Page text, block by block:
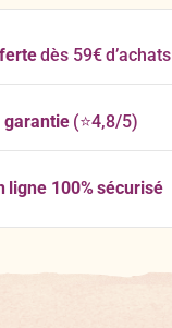
dès 59€ d’achats
(⭐4,8/5)
ligne 100% sécurisé